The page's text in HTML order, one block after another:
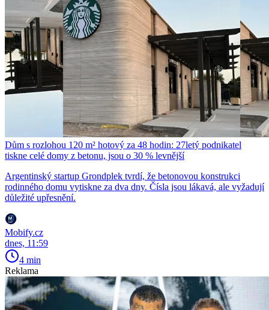
Dům s rozlohou 120 m² hotový za 48 hodin: 27letý podnikatel
tiskne celé domy z betonu, jsou o 30 % levnější
Argentinský startup Grondplek tvrdí, že betonovou konstrukci
rodinného domu vytiskne za dva dny. Čísla jsou lákavá, ale vyžadují
důležité upřesnění.
Mobify.cz
dnes, 11:59
4 min
Reklama